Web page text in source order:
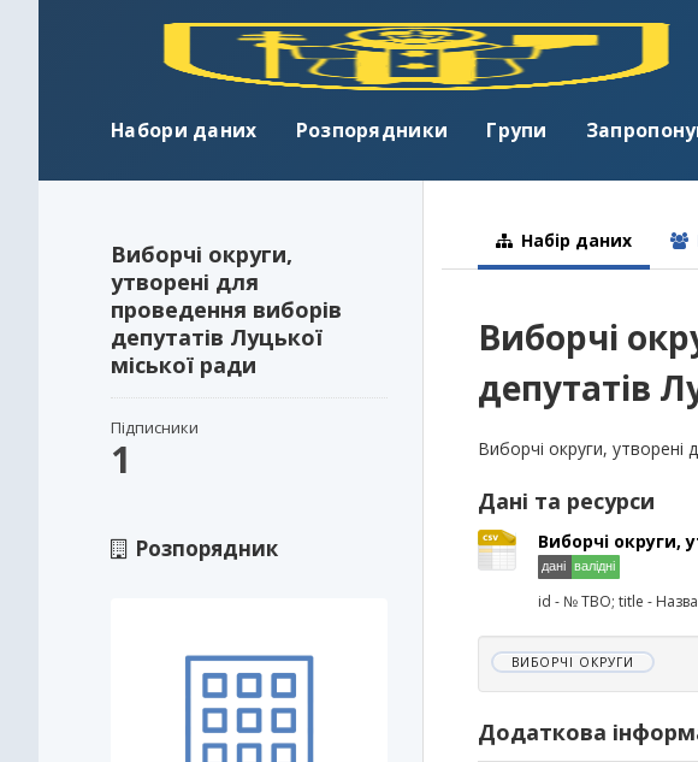
Набори даних Розпорядники Групи
Виборчі округи,
утворені для
проведення виборів
депутатів Луцької
міської ради
Підписники
1
Розпорядник
Набір даних
Виборчі
депутатів
Виборчі округи, утворені
Дані та ресурси
Виборчі округи,
id - № ТВО; title - Назва
ВИБОРЧІ ОКРУГИ
Додаткова